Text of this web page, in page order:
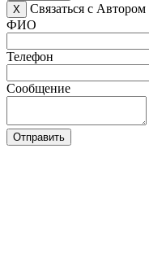
X
Связаться с Автором
ФИО
Телефон
Сообщение
Отправить